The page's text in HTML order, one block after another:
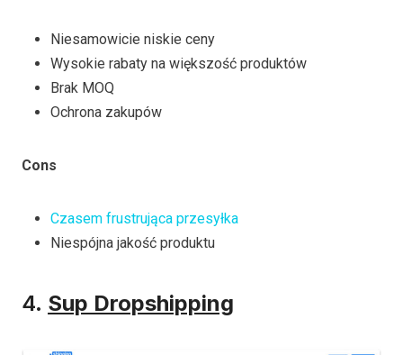
Niesamowicie niskie ceny
Wysokie rabaty na większość produktów
Brak MOQ
Ochrona zakupów
Cons
Czasem frustrująca przesyłka
Niespójna jakość produktu
4. Sup Dropshipping